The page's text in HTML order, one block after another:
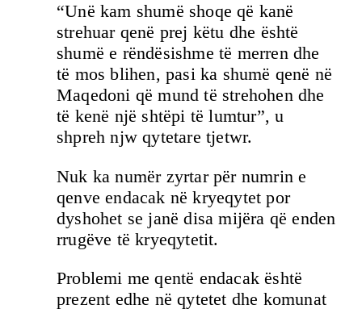
“Unë kam shumë shoqe që kanë
strehuar qenë prej këtu dhe është
shumë e rëndësishme të merren dhe
të mos blihen, pasi ka shumë qenë në
Maqedoni që mund të strehohen dhe
të kenë një shtëpi të lumtur”, u
shpreh njw qytetare tjetwr.
Nuk ka numër zyrtar për numrin e
qenve endacak në kryeqytet por
dyshohet se janë disa mijëra që enden
rrugëve të kryeqytetit.
Problemi me qentë endacak është
prezent edhe në qytetet dhe komunat